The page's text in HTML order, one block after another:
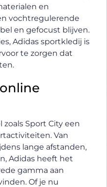
en
vochtregulerende
en gefocust blijven.
Adidas sportkledij is
te zorgen dat
Sport City een
Van
lange afstanden,
Adidas heeft het
gamma aan
Of je nu